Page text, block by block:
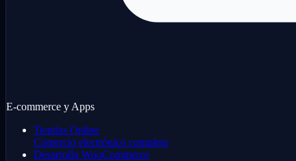
E-commerce y Apps
Tiendas Online
Comercio electrónico completo
Desarrollo WooCommerce